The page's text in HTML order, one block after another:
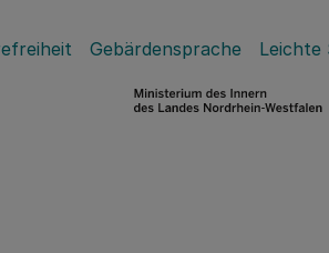
Gebärdensprache Leichte